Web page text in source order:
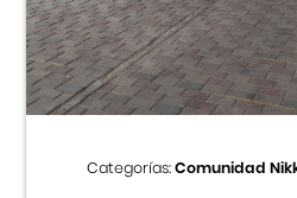
Centro Cultural
Cursos
Museo de la
Categorías:Comunidad